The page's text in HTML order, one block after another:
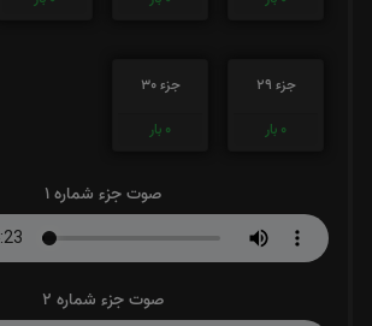
جزء 29
0 بار
جزء 30
0 بار
صوت جزء شماره 1
صوت جزء شماره 2